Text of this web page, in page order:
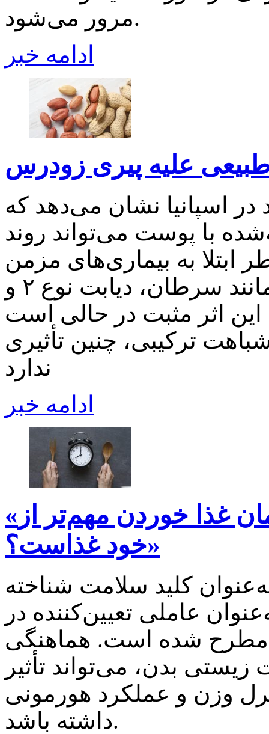
مرور می‌شود.
ادامه خبر
علیه پیری زودرس
در اسپانیا نشان می‌دهد که
با پوست می‌تواند روند
ابتلا به بیماری‌های مزمن
مرتبط با افزایش سن مانند سرطان، دیابت نوع ۲ و
اثر مثبت در حالی است
ترکیبی، چنین تأثیری
ندارد
ادامه خبر
«ساعت زیستی بدن؛ چرا زمان غذا خوردن مهم‌تر از
خود غذاست؟»
کلید سلامت شناخته
عاملی تعیین‌کننده در
مطرح شده است. هماهنگی
بدن، می‌تواند تأثیر
وزن و عملکرد هورمونی
داشته باشد.